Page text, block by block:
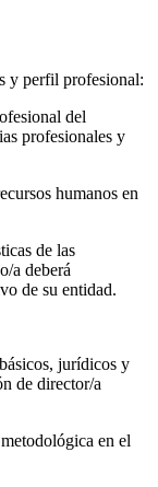
y perfil profesional:
del
profesionales y
humanos en
de las
a deberá
de su entidad.
jurídicos y
de director/a
en el